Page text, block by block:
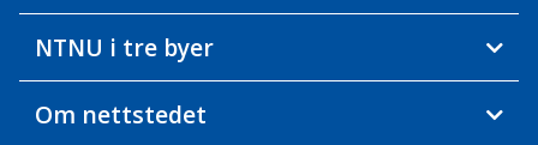
NTNU i tre byer
Om nettstedet